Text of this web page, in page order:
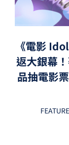
《電影
返大銀幕
品抽電影